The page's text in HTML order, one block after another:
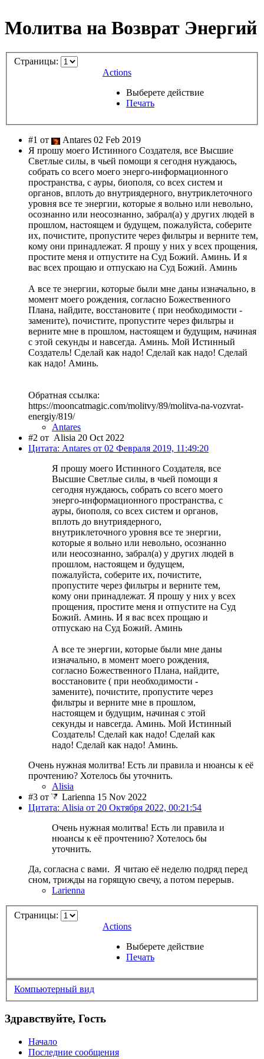
Молитва на Возврат Энергий
Страницы:
Actions
Выберете действие
Печать
#1 от
Antares 02 Feb 2019
Я прошу моего Истинного Создателя, все Высшие
Светлые силы, в чьей помощи я сегодня нуждаюсь,
собрать со всего моего энерго-информационного
пространства, с ауры, биополя, со всех систем и
органов, вплоть до внутриядерного, внутриклеточного
уровня все те энергии, которые я вольно или невольно,
осознанно или неосознанно, забрал(а) у других людей в
прошлом, настоящем и будущем, пожалуйста, соберите
их, почистите, пропустите через фильтры и верните тем,
кому они принадлежат. Я прошу у них у всех прощения,
простите меня и отпустите на Суд Божий. Аминь. И я
вас всех прощаю и отпускаю на Суд Божий. Аминь
А все те энергии, которые были мне даны изначально, в
момент моего рождения, согласно Божественного
Плана, найдите, восстановите ( при необходимости -
замените), почистите, пропустите через фильтры и
верните мне в прошлом, настоящем и будущим, начиная
с этой секунды и навсегда. Аминь. Мой Истинный
Создатель! Сделай как надо! Сделай как надо! Сделай
как надо! Аминь.
Обратная ссылка:
https://mooncatmagic.com/molitvy/89/molitva-na-vozvrat-
energiy/819/
Antares
#2 от Alisia 20 Oct 2022
Цитата: Antares от 02 Февраля 2019, 11:49:20
Я прошу моего Истинного Создателя, все
Высшие Светлые силы, в чьей помощи я
сегодня нуждаюсь, собрать со всего моего
энерго-информационного пространства, с
ауры, биополя, со всех систем и органов,
вплоть до внутриядерного,
внутриклеточного уровня все те энергии,
которые я вольно или невольно, осознанно
или неосознанно, забрал(а) у других людей в
прошлом, настоящем и будущем,
пожалуйста, соберите их, почистите,
пропустите через фильтры и верните тем,
кому они принадлежат. Я прошу у них у всех
прощения, простите меня и отпустите на Суд
Божий. Аминь. И я вас всех прощаю и
отпускаю на Суд Божий. Аминь
А все те энергии, которые были мне даны
изначально, в момент моего рождения,
согласно Божественного Плана, найдите,
восстановите ( при необходимости -
замените), почистите, пропустите через
фильтры и верните мне в прошлом,
настоящем и будущим, начиная с этой
секунды и навсегда. Аминь. Мой Истинный
Создатель! Сделай как надо! Сделай как
надо! Сделай как надо! Аминь.
Очень нужная молитва! Есть ли правила и нюансы к её
прочтению? Хотелось бы уточнить.
Alisia
#3 от
Larienna 15 Nov 2022
Цитата: Alisia от 20 Октября 2022, 00:21:54
Очень нужная молитва! Есть ли правила и
нюансы к её прочтению? Хотелось бы
уточнить.
Да, согласна с вами. Я читаю её неделю подряд перед
сном, трижды на горящую свечу, а потом перерыв.
Larienna
Страницы:
Actions
Выберете действие
Печать
Компьютерный вид
Здравствуйте, Гость
Начало
Последние сообщения